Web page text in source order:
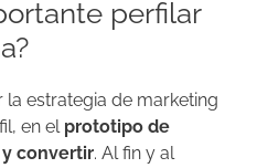
perfilar
estrategia de marketing
en el prototipo de
convertir. Al fin y al